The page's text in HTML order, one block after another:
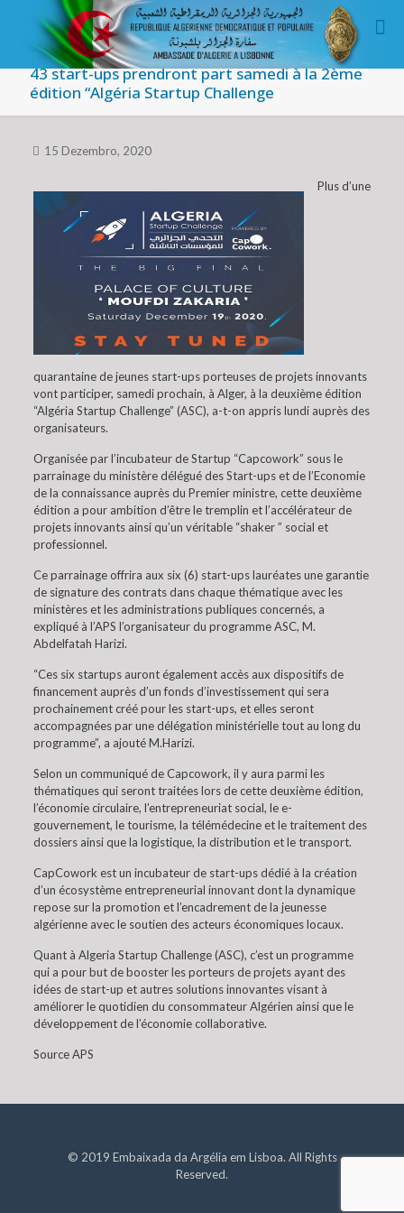
43 start-ups prendront part samedi à la 2ème
édition “Algéria Startup Challenge
15 Dezembro, 2020
Plus d’une
quarantaine de jeunes start-ups porteuses de projets innovants
vont participer, samedi prochain, à Alger, à la deuxième édition
“Algéria Startup Challenge” (ASC), a-t-on appris lundi auprès des
organisateurs.
Organisée par l’incubateur de Startup “Capcowork” sous le
parrainage du ministère délégué des Start-ups et de l’Economie
de la connaissance auprès du Premier ministre, cette deuxième
édition a pour ambition d’être le tremplin et l’accélérateur de
projets innovants ainsi qu’un véritable “shaker ” social et
professionnel.
Ce parrainage offrira aux six (6) start-ups lauréates une garantie
de signature des contrats dans chaque thématique avec les
ministères et les administrations publiques concernés, a
expliqué à l’APS l’organisateur du programme ASC, M.
Abdelfatah Harizi.
“Ces six startups auront également accès aux dispositifs de
financement auprès d’un fonds d’investissement qui sera
prochainement créé pour les start-ups, et elles seront
accompagnées par une délégation ministérielle tout au long du
programme”, a ajouté M.Harizi.
Selon un communiqué de Capcowork, il y aura parmi les
thématiques qui seront traitées lors de cette deuxième édition,
l’économie circulaire, l’entrepreneuriat social, le e-
gouvernement, le tourisme, la télémédecine et le traitement des
dossiers ainsi que la logistique, la distribution et le transport.
CapCowork est un incubateur de start-ups dédié à la création
d’un écosystème entrepreneurial innovant dont la dynamique
repose sur la promotion et l’encadrement de la jeunesse
algérienne avec le soutien des acteurs économiques locaux.
Quant à Algeria Startup Challenge (ASC), c’est un programme
qui a pour but de booster les porteurs de projets ayant des
idées de start-up et autres solutions innovantes visant à
améliorer le quotidien du consommateur Algérien ainsi que le
développement de l’économie collaborative.
Source APS
© 2019 Embaixada da Argélia em Lisboa. All Rights
Reserved.